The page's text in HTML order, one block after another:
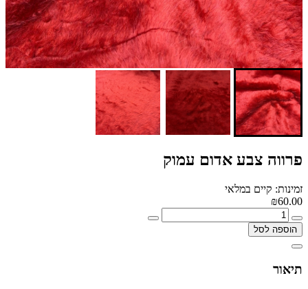
פרווה צבע אדום עמוק
זמינות: קיים במלאי
₪60.00
הוספה לסל
תיאור